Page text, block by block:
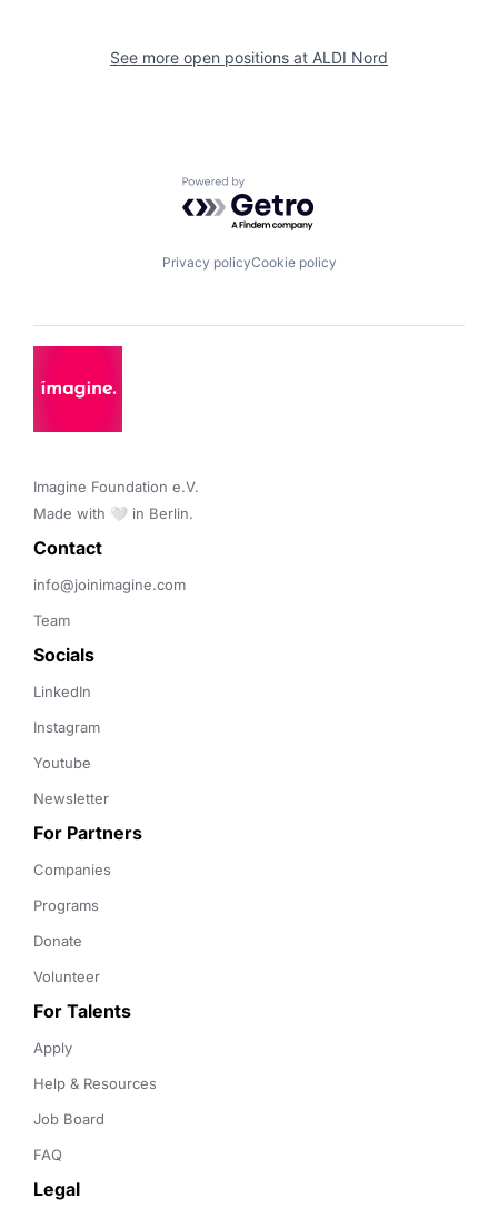
See more open positions at ALDI Nord
Powered by Getro.com
Privacy policyCookie policy
Imagine Foundation e.V.
Made with 🤍 in Berlin.
Contact
info@joinimagine.com
Team
Socials
LinkedIn
Instagram
Youtube
Newsletter
For Partners
Companies
Programs
Donate
Volunteer
For Talents
Apply
Help & Resources
Job Board
FAQ
Legal